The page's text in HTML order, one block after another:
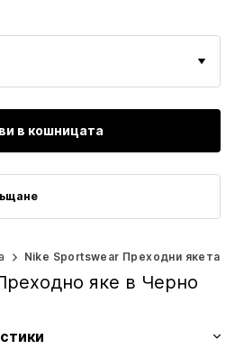
в кошницата
Nike Sportswear Преходни якета
яке в Черно